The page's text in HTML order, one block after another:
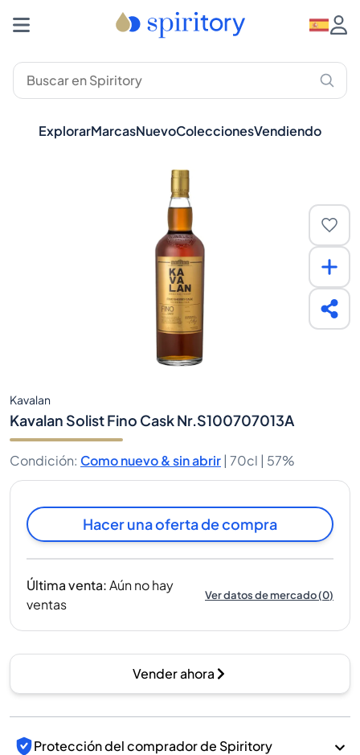
ExplorarMarcasNuevoColeccionesVendiendo
Kavalan
Kavalan Solist Fino Cask Nr.S100707013A
Condición: Como nuevo & sin abrir | 70cl | 57%
Hacer una oferta de compra
Última venta:Aún no hay
ventas
Ver datos de mercado(0)
Vender ahora
Protección del comprador de Spiritory